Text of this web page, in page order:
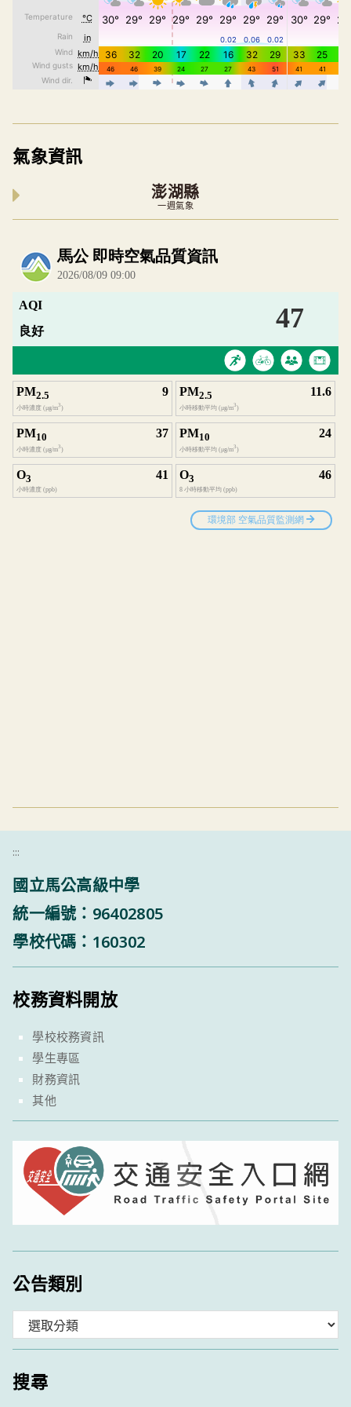
氣象資訊
澎湖縣
一週氣象
內嵌空氣品質小工具為視覺預覽，完整即時空
:::
國立馬公高級中學
統一編號：96402805
學校代碼：160302
校務資料開放
學校校務資訊
學生專區
財務資訊
其他
公告類別
類
搜尋